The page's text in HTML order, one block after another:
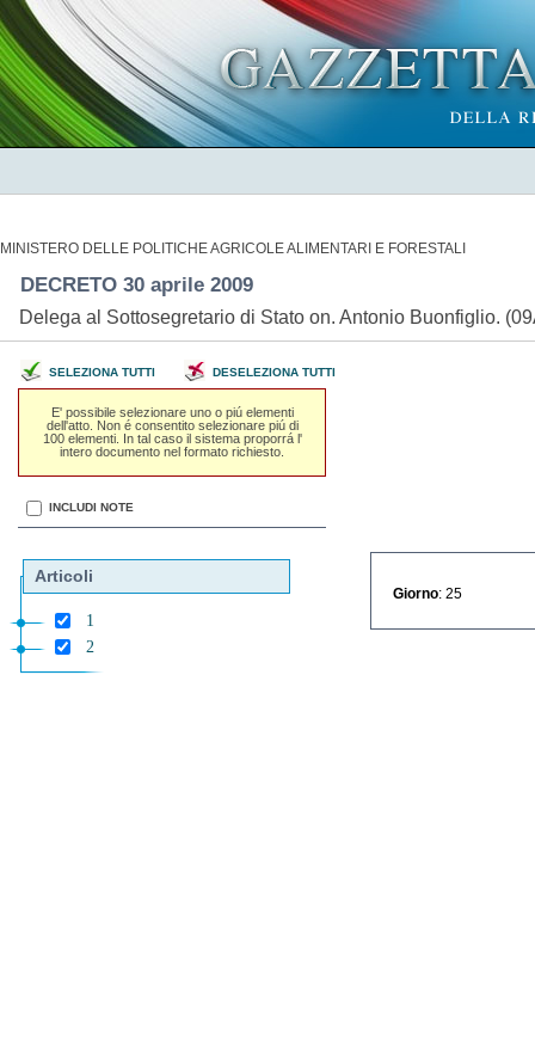
MINISTERO DELLE POLITICHE AGRICOLE ALIMENTARI E FORESTALI
DECRETO 30 aprile 2009
Delega al Sottosegretario di Stato on. Antonio Buonfiglio.
SELEZIONA TUTTI DESELEZIONA TUTTI
E' possibile selezionare uno o piú elementi
dell'atto. Non é consentito selezionare piú di
100 elementi. In tal caso il sistema proporrá l'
intero documento nel formato richiesto.
INCLUDI NOTE
Articoli
1
2
Giorno : 25